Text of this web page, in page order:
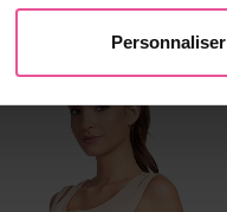
Personnaliser